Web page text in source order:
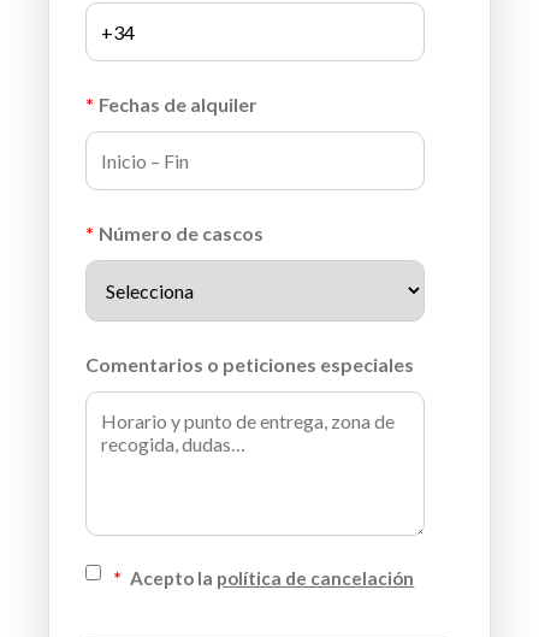
* Fechas de alquiler
* Número de cascos
Comentarios o peticiones especiales
* Acepto la política de cancelación